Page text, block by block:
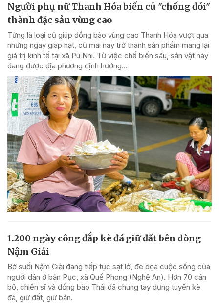
Người phụ nữ Thanh Hóa biến củ "chống đói"
thành đặc sản vùng cao
Từng là loại củ giúp đồng bào vùng cao Thanh Hóa vượt qua
những ngày giáp hạt, củ mài nay trở thành sản phẩm mang lại
giá trị kinh tế tại xã Pù Nhi. Từ việc chế biến sâu, sản vật này
đang được địa phương định hướng...
1.200 ngày công đắp kè đá giữ đất bên dòng
Nậm Giải
Bờ suối Nậm Giải đang tiếp tục sạt lở, đe dọa cuộc sống của
người dân ở bản Pục, xã Quế Phong (Nghệ An). Hơn 70 cán
bộ, chiến sĩ và đồng bào Thái đã chung tay dựng tuyến kè
đá, giữ đất, giữ bản.